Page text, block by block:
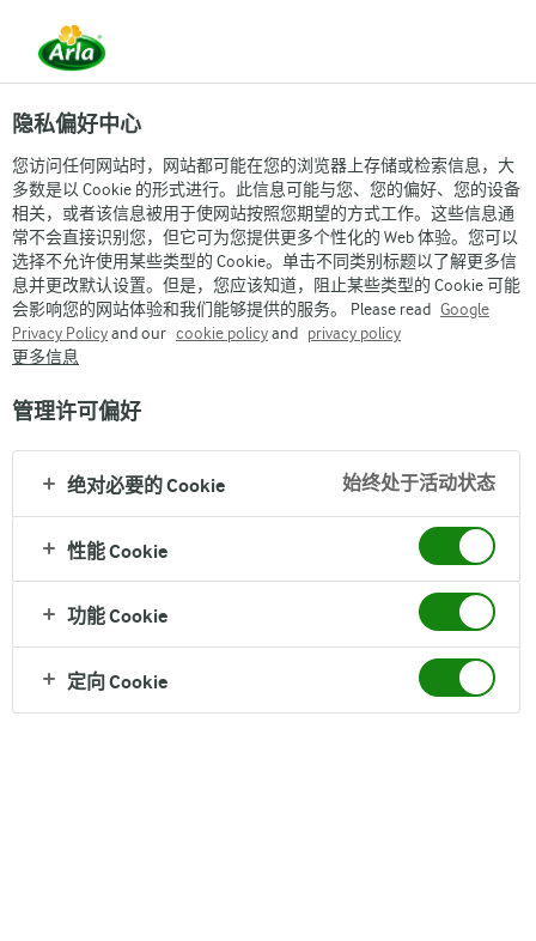
隐私偏好中心
您访问任何网站时，网站都可能在您的浏览器上存储或检索信息，大
多数是以 Cookie 的形式进行。此信息可能与您、您的偏好、您的设备
相关，或者该信息被用于使网站按照您期望的方式工作。这些信息通
常不会直接识别您，但它可为您提供更多个性化的 Web 体验。您可以
选择不允许使用某些类型的 Cookie。单击不同类别标题以了解更多信
息并更改默认设置。但是，您应该知道，阻止某些类型的 Cookie 可能
会影响您的网站体验和我们能够提供的服务。 Please read Google
Privacy Policyand our cookie policyand privacy policy
更多信息
管理许可偏好
绝对必要的 Cookie 始终处于活动状态
性能 Cookie
功能 Cookie
定向 Cookie